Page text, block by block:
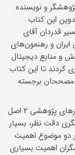
و نویسنده
این کتاب
قدردان آقای
ایران و رهنمون‌های
و منابع دیجیتال
کردند تا این کتاب
مصححان برجسته
مهدی مظفری ساوجی ادامه داد: در نگارش کارهای پژوهشی ۲ اصل
دقت نظر، بسیار
دو موضوع اهمیت
اهمیت بسیاری